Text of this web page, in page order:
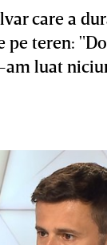
care a
pe teren:
am luat